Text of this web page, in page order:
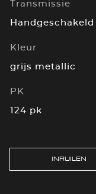
Transmissie
Handgeschakeld
Kleur
grijs metallic
PK
124 pk
INRUILEN